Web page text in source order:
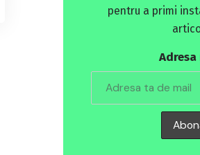
pentru a primi